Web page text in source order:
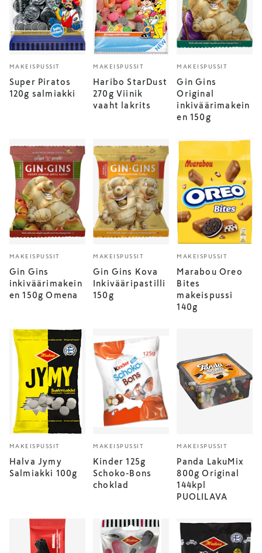
MAKEISPUSSIT
Super Piratos
120g salmiakki
MAKEISPUSSIT
Haribo StarDust
270g Viinik
vaaht lakrits
MAKEISPUSSIT
Gin Gins
Original
inkiväärimakein
en 150g
MAKEISPUSSIT
Gin Gins
inkiväärimakein
en 150g Omena
MAKEISPUSSIT
Gin Gins Kova
Inkivääripastilli
150g
MAKEISPUSSIT
Marabou Oreo
Bites
makeispussi
140g
MAKEISPUSSIT
Halva Jymy
Salmiakki 100g
MAKEISPUSSIT
Kinder 125g
Schoko-Bons
choklad
MAKEISPUSSIT
Panda LakuMix
800g Original
144kpl
PUOLILAVA